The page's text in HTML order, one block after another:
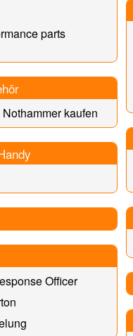
parts
kaufen
Officer